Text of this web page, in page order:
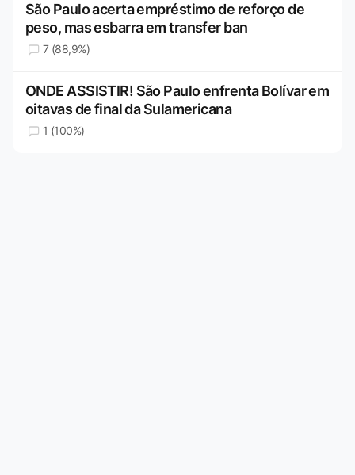
São Paulo acerta empréstimo de reforço de
peso, mas esbarra em transfer ban
7 (88,9%)
ONDE ASSISTIR! São Paulo enfrenta Bolívar em
oitavas de final da Sulamericana
1 (100%)